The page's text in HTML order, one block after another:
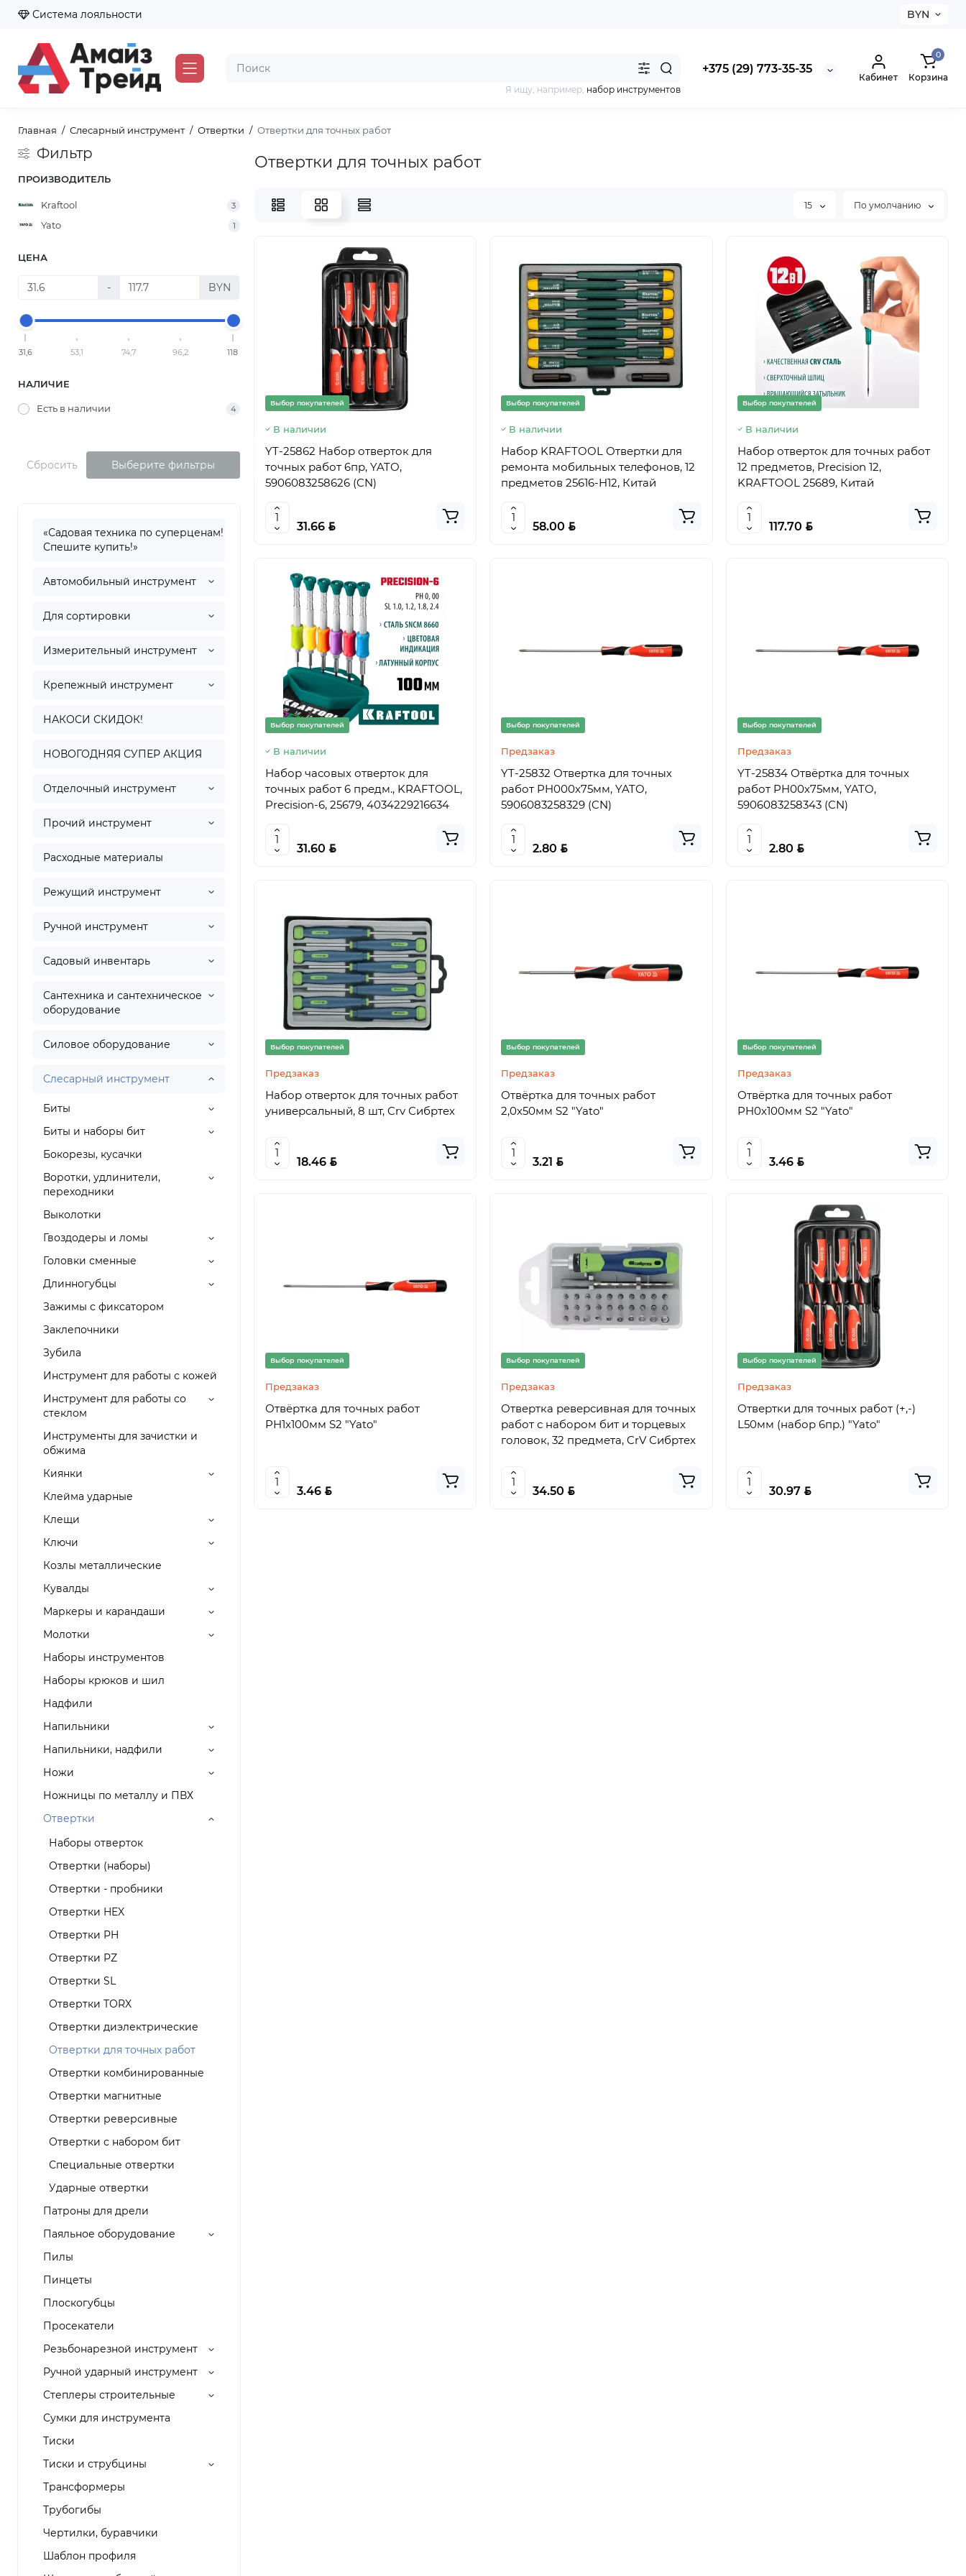
Система лояльности BYN
+375 (29) 773-35-35
Я ищу, например, набор инструментов
Кабинет
0
Корзина
Главная Слесарный инструмент Отвертки Отвертки для точных работ
Фильтр
ПРОИЗВОДИТЕЛЬ
Kraftool 3
Yato 1
ЦЕНА
- BYN
31,6 53,1 74,7 96,2 118
НАЛИЧИЕ
Есть в наличии 4
Сбросить Выберите фильтры
«Садовая техника по суперценам!
Спешите купить!»
Автомобильный инструмент
Для сортировки
Измерительный инструмент
Крепежный инструмент
НАКОСИ СКИДОК!
НОВОГОДНЯЯ СУПЕР АКЦИЯ
Отделочный инструмент
Прочий инструмент
Расходные материалы
Режущий инструмент
Ручной инструмент
Садовый инвентарь
Сантехника и сантехническое
оборудование
Силовое оборудование
Слесарный инструмент
Биты
Биты и наборы бит
Бокорезы, кусачки
Воротки, удлинители,
переходники
Выколотки
Гвоздодеры и ломы
Головки сменные
Длинногубцы
Зажимы с фиксатором
Заклепочники
Зубила
Инструмент для работы с кожей
Инструмент для работы со
стеклом
Инструменты для зачистки и
обжима
Киянки
Клейма ударные
Клещи
Ключи
Козлы металлические
Кувалды
Маркеры и карандаши
Молотки
Наборы инструментов
Наборы крюков и шил
Надфили
Напильники
Напильники, надфили
Ножи
Ножницы по металлу и ПВХ
Отвертки
Наборы отверток
Отвертки (наборы)
Отвертки - пробники
Отвертки HEX
Отвертки PH
Отвертки PZ
Отвертки SL
Отвертки TORX
Отвертки диэлектрические
Отвертки для точных работ
Отвертки комбинированные
Отвертки магнитные
Отвертки реверсивные
Отвертки с набором бит
Специальные отвертки
Ударные отвертки
Патроны для дрели
Паяльное оборудование
Пилы
Пинцеты
Плоскогубцы
Просекатели
Резьбонарезной инструмент
Ручной ударный инструмент
Степлеры строительные
Сумки для инструмента
Тиски
Тиски и струбцины
Трансформеры
Трубогибы
Чертилки, буравчики
Шаблон профиля
Отвертки для точных работ
15 По умолчанию
Выбор покупателей
В наличии
YT-25862 Набор отверток для
точных работ 6пр, YATO,
5906083258626 (CN)
31.66 BYN
Выбор покупателей
В наличии
Набор KRAFTOOL Отвертки для
ремонта мобильных телефонов, 12
предметов 25616-H12, Китай
58.00 BYN
Выбор покупателей
В наличии
Набор отверток для точных работ
12 предметов, Precision 12,
KRAFTOOL 25689, Китай
117.70 BYN
Выбор покупателей
В наличии
Набор часовых отверток для
точных работ 6 предм., KRAFTOOL,
Precision-6, 25679, 4034229216634
31.60 BYN
Выбор покупателей
Предзаказ
YT-25832 Отвертка для точных
работ PH000х75мм, YATO,
5906083258329 (CN)
2.80 BYN
Выбор покупателей
Предзаказ
YT-25834 Отвёртка для точных
работ PH00х75мм, YATO,
5906083258343 (CN)
2.80 BYN
Выбор покупателей
Предзаказ
Набор отверток для точных работ
универсальный, 8 шт, Crv Сибртех
18.46 BYN
Выбор покупателей
Предзаказ
Отвёртка для точных работ
2,0х50мм S2 "Yato"
3.21 BYN
Выбор покупателей
Предзаказ
Отвёртка для точных работ
PH0х100мм S2 "Yato"
3.46 BYN
Выбор покупателей
Предзаказ
Отвёртка для точных работ
PH1х100мм S2 "Yato"
3.46 BYN
Выбор покупателей
Предзаказ
Отвертка реверсивная для точных
работ с набором бит и торцевых
головок, 32 предмета, CrV Сибртех
34.50 BYN
Выбор покупателей
Предзаказ
Отвертки для точных работ (+,-)
L50мм (набор 6пр.) "Yato"
30.97 BYN